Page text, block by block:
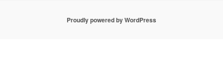
Proudly powered by WordPress